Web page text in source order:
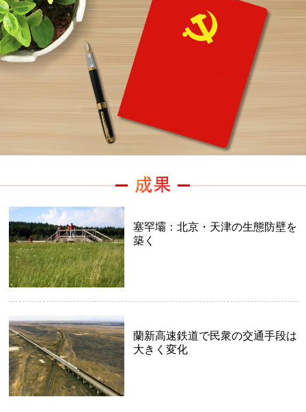
塞罕壩：北京・天津の生態防壁を
築く
蘭新高速鉄道で民衆の交通手段は
大きく変化